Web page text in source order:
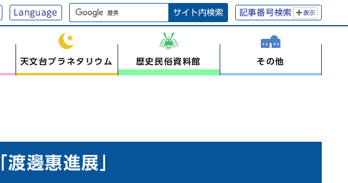
Language サイト内検索 記事番号検索 表示
天文台プラネタリウム 歴史民俗資料館 その他
邊惠進展」